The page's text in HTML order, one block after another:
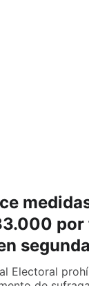
Electoral